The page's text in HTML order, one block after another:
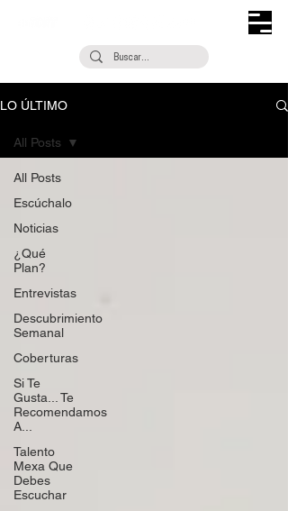
LO ÚLTIMO
All Posts
Escúchalo
Noticias
¿Qué
Plan?
Entrevistas
Descubrimiento
Semanal
Coberturas
Si Te
Gusta... Te
Recomendamos
A...
Talento
Mexa Que
Debes
Escuchar
All Posts